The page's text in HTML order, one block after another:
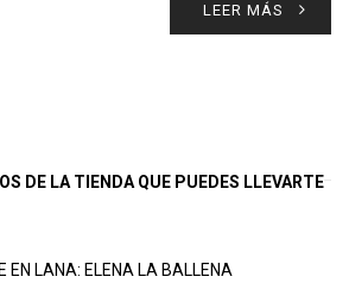
LEER MÁS
DE LA TIENDA QUE PUEDES LLEVARTE
EN LANA: ELENA LA BALLENA